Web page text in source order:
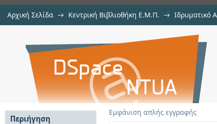
Αρχική Σελίδα → Κεντρική Βιβλιοθήκη Ε.Μ.Π. → Ιδρυματικό
Συστημική μοντελοποίηση
αποκρυπτογράφηση μηχανισμών
Εμφάνιση απλής εγγραφής
Περιήγηση